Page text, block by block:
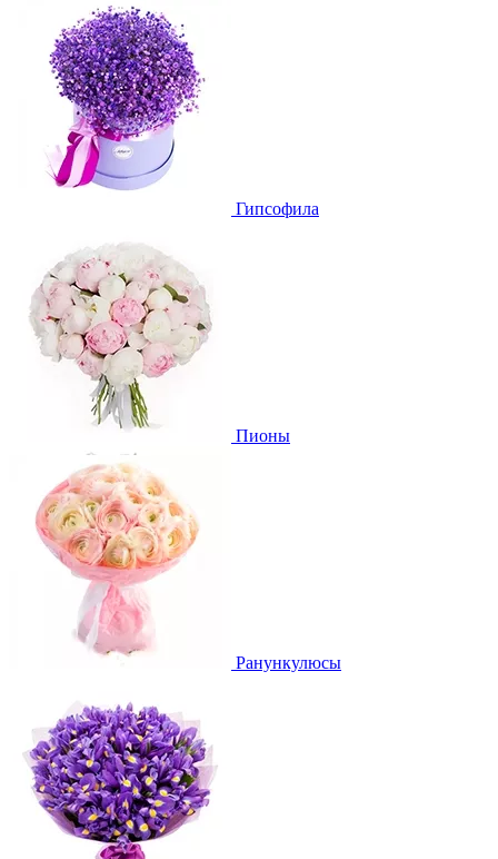
Гипсофила
Пионы
Ранункулюсы